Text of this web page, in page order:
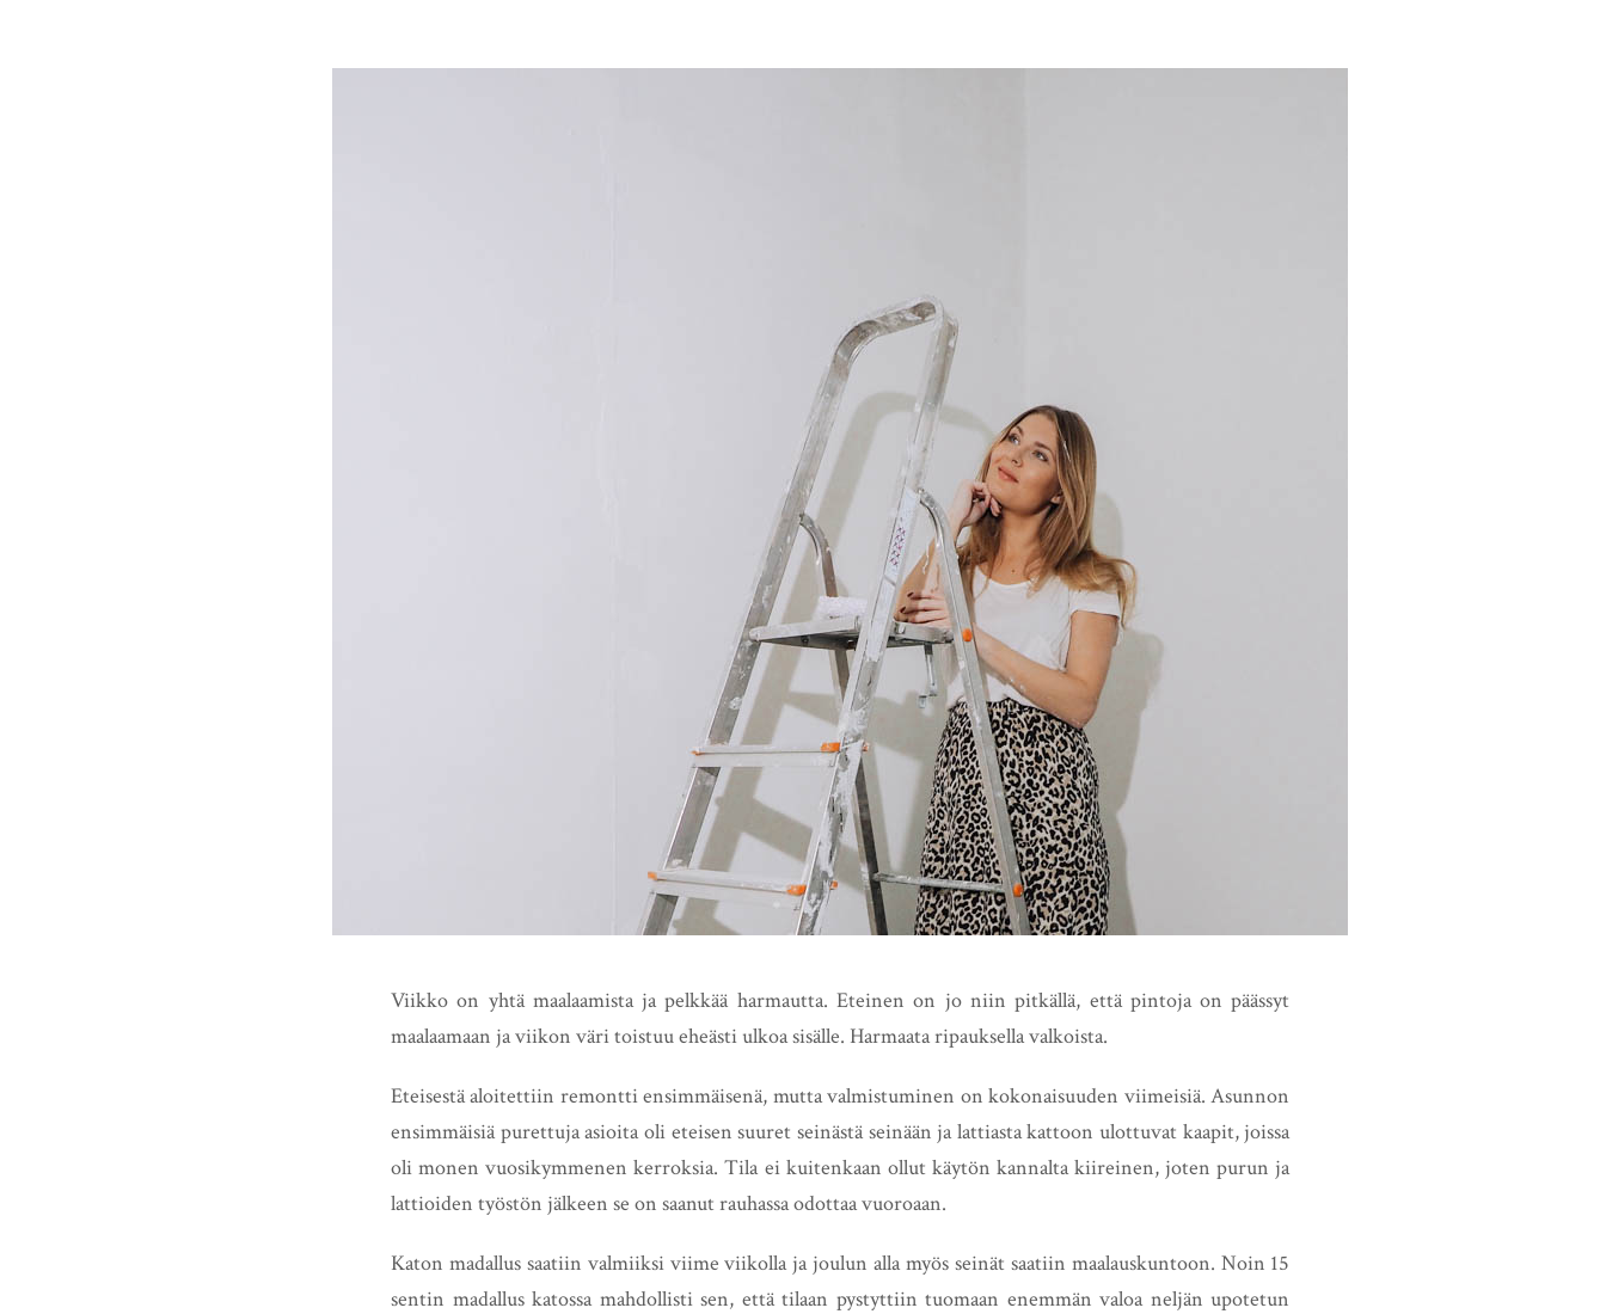
Viikko on yhtä maalaamista ja pelkkää harmautta. Eteinen on jo niin pitkällä, että pintoja on päässyt
maalaamaan ja viikon väri toistuu eheästi ulkoa sisälle. Harmaata ripauksella valkoista.
Eteisestä aloitettiin remontti ensimmäisenä, mutta valmistuminen on kokonaisuuden viimeisiä. Asunnon
ensimmäisiä purettuja asioita oli eteisen suuret seinästä seinään ja lattiasta kattoon ulottuvat kaapit, joissa
oli monen vuosikymmenen kerroksia. Tila ei kuitenkaan ollut käytön kannalta kiireinen, joten purun ja
lattioiden työstön jälkeen se on saanut rauhassa odottaa vuoroaan.
Katon madallus saatiin valmiiksi viime viikolla ja joulun alla myös seinät saatiin maalauskuntoon. Noin 15
sentin madallus katossa mahdollisti sen, että tilaan pystyttiin tuomaan enemmän valoa neljän upotetun